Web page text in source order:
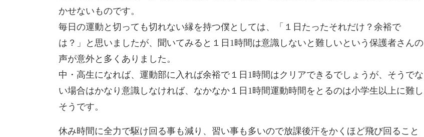
かせないものです。
毎日の運動と切っても切れない縁を持つ僕としては、「１日たったそれだけ？余裕で
は？」と思いましたが、聞いてみると１日1時間は意識しないと難しいという保護者さんの
声が意外と多くありました。
中・高生になれば、運動部に入れば余裕で１日1時間はクリアできるでしょうが、そうでな
い場合はかなり意識しなければ、なかなか１日1時間運動時間をとるのは小学生以上に難し
そうです。
休み時間に全力で駆け回る事も減り、習い事も多いので放課後汗をかくほど飛び回ること